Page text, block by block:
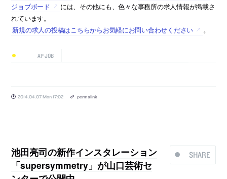
ジョブボード
には、その他にも、色々な事務所の求人情報が掲載さ
れています。
新規の求人の投稿はこちらからお気軽にお問い合わせください
。
AP JOB
2014.04.07 Mon 17:02 permalink
SHARE
池田亮司の新作インスタレーション
「supersymmetry」が山口芸術セ